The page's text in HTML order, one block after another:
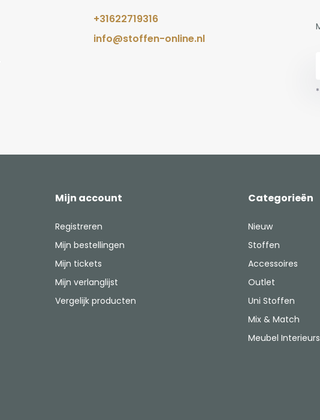
+31622719316
info@stoffen-online.nl
Mijn account
Registreren
Mijn bestellingen
Mijn tickets
Mijn verlanglijst
Vergelijk producten
Categorieën
Nieuw
Stoffen
Accessoires
Outlet
Uni Stoffen
Mix & Match
Meubel